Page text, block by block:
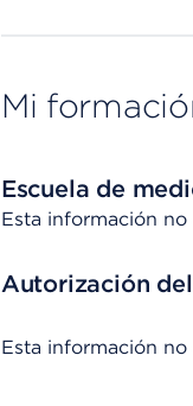
Mi
Escuela de
Esta información
Autorización
Esta información